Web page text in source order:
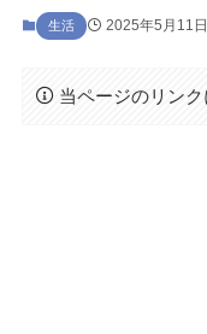
生活 2025年5月11日
当ページのリンク